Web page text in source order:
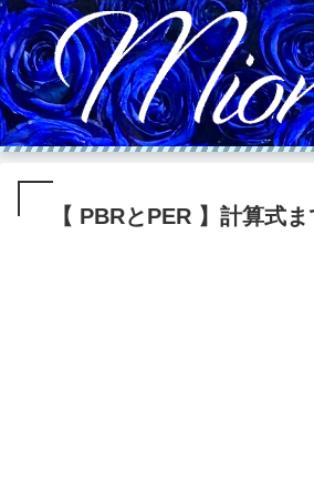
【 PBRとPER 】計算式